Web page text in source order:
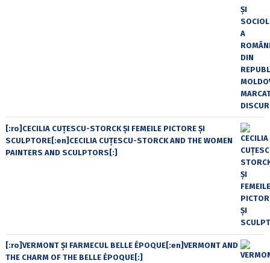
[:ro]CECILIA CUŢESCU-STORCK ŞI FEMEILE PICTORE ŞI
SCULPTORE[:en]CECILIA CUŢESCU-STORCK AND THE WOMEN
PAINTERS AND SCULPTORS[:]
[:ro]VERMONT ȘI FARMECUL BELLE ÉPOQUE[:en]VERMONT AND
THE CHARM OF THE BELLE ÉPOQUE[:]